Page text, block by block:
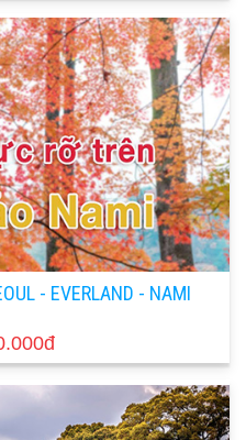
- EVERLAND - NAMI